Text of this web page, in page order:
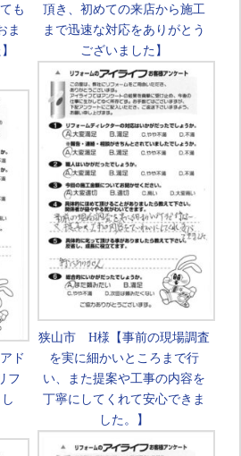
も
ま
頂き、初めての来店から施工
まで迅速な対応をありがとう
ございました】
ド
フ
狭山市 H様【事前の現場調査
を実に細かいところまで行
い、また提案や工事の内容を
丁寧にしてくれて安心できま
した。】